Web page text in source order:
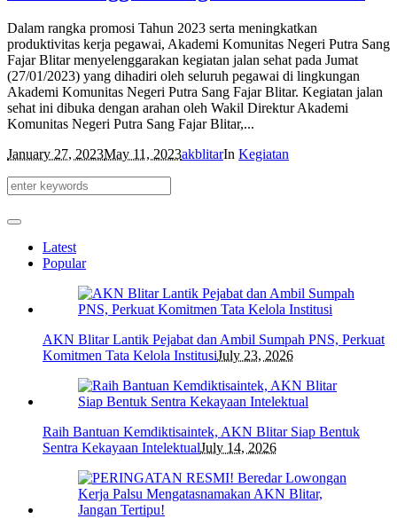
Dalam rangka promosi Tahun 2023 serta meningkatkan
produktivitas kerja pegawai, Akademi Komunitas Negeri Putra Sang
Fajar Blitar menyelenggarakan kegiatan jalan sehat pada Jumat
(27/01/2023) yang dihadiri oleh seluruh pegawai di lingkungan
Akademi Komunitas Negeri Putra Sang Fajar Blitar. Kegiatan jalan
sehat ini dibuka dengan arahan oleh Wakil Direktur Akademi
Komunitas Negeri Putra Sang Fajar Blitar,...
January 27, 2023May 11, 2023akblitarIn Kegiatan
Latest
Popular
AKN Blitar Lantik Pejabat dan Ambil Sumpah PNS, Perkuat
Komitmen Tata Kelola InstitusiJuly 23, 2026
Raih Bantuan Kemdiktisaintek, AKN Blitar Siap Bentuk
Sentra Kekayaan IntelektualJuly 14, 2026